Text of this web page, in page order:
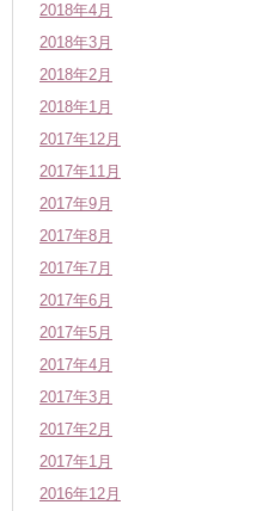
2018年4月
2018年3月
2018年2月
2018年1月
2017年12月
2017年11月
2017年9月
2017年8月
2017年7月
2017年6月
2017年5月
2017年4月
2017年3月
2017年2月
2017年1月
2016年12月